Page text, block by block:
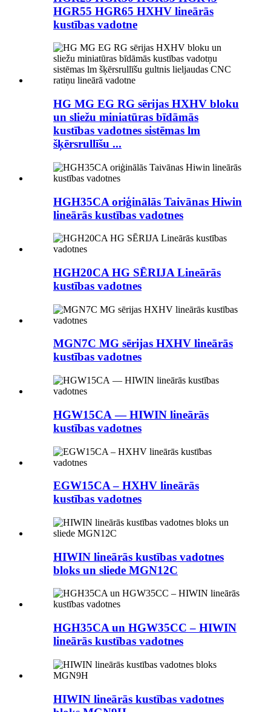
HGR55 HGR65 HXHV lineārās
kustības vadotne
HG MG EG RG sērijas HXHV bloku
un sliežu miniatūras bīdāmās
kustības vadotnes sistēmas lm
šķērsrullīšu ...
HGH35CA oriģinālās Taivānas Hiwin
lineārās kustības vadotnes
HGH20CA HG SĒRIJA Lineārās
kustības vadotnes
MGN7C MG sērijas HXHV lineārās
kustības vadotnes
HGW15CA — HIWIN lineārās
kustības vadotnes
EGW15CA – HXHV lineārās
kustības vadotnes
HIWIN lineārās kustības vadotnes
bloks un sliede MGN12C
HGH35CA un HGW35CC – HIWIN
lineārās kustības vadotnes
HIWIN lineārās kustības vadotnes